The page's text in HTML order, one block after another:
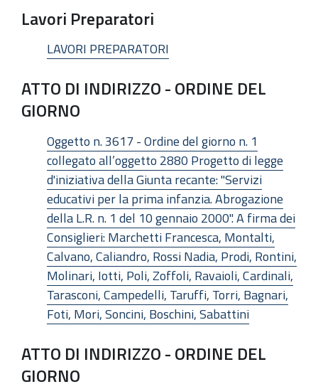
Lavori Preparatori
LAVORI PREPARATORI
ATTO DI INDIRIZZO - ORDINE DEL
GIORNO
Oggetto n. 3617 - Ordine del giorno n. 1
collegato all’oggetto 2880 Progetto di legge
d'iniziativa della Giunta recante: "Servizi
educativi per la prima infanzia. Abrogazione
della L.R. n. 1 del 10 gennaio 2000". A firma dei
Consiglieri: Marchetti Francesca, Montalti,
Calvano, Caliandro, Rossi Nadia, Prodi, Rontini,
Molinari, Iotti, Poli, Zoffoli, Ravaioli, Cardinali,
Tarasconi, Campedelli, Taruffi, Torri, Bagnari,
Foti, Mori, Soncini, Boschini, Sabattini
ATTO DI INDIRIZZO - ORDINE DEL
GIORNO